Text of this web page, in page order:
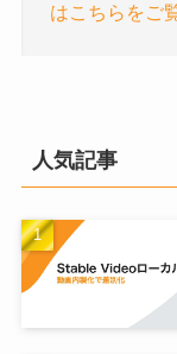
はこちらをご
人気記事